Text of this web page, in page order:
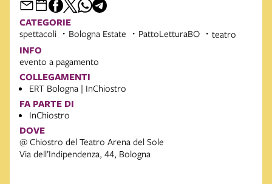
CATEGORIE
spettacoli Bologna Estate PattoLetturaBO teatro
INFO
evento a pagamento
COLLEGAMENTI
ERT Bologna | InChiostro
FA PARTE DI
InChiostro
DOVE
@ Chiostro del Teatro Arena del Sole
Via dell’Indipendenza, 44, Bologna